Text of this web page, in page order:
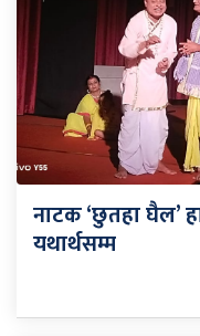
नाटक ‘छुतहा घैल’
यथार्थसम्म